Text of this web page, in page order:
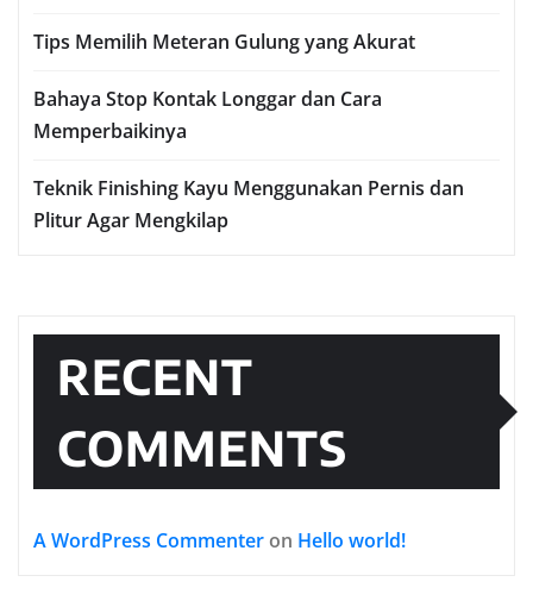
Tips Memilih Meteran Gulung yang Akurat
Bahaya Stop Kontak Longgar dan Cara
Memperbaikinya
Teknik Finishing Kayu Menggunakan Pernis dan
Plitur Agar Mengkilap
RECENT
COMMENTS
A WordPress Commenter on Hello world!